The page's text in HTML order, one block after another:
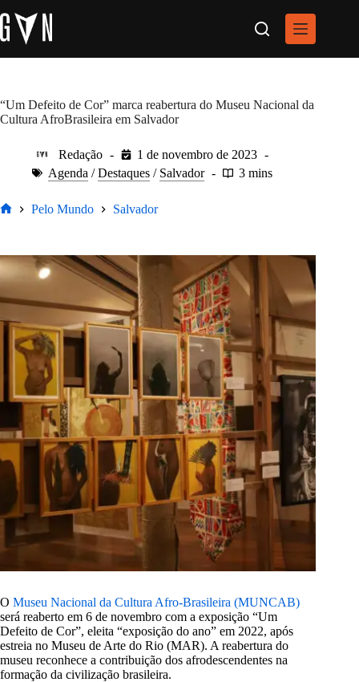
para
o
conteúdo
“Um Defeito de Cor” marca reabertura do Museu Nacional da
Cultura AfroBrasileira em Salvador
Redação
1 de novembro de 2023
Agenda /Destaques / Salvador 3 mins
Pelo Mundo Salvador
O Museu Nacional da Cultura Afro-Brasileira (MUNCAB)
será reaberto em 6 de novembro com a exposição “Um
Defeito de Cor”, eleita “exposição do ano” em 2022, após
estreia no Museu de Arte do Rio (MAR). A reabertura do
museu reconhece a contribuição dos afrodescendentes na
formação da civilização brasileira.